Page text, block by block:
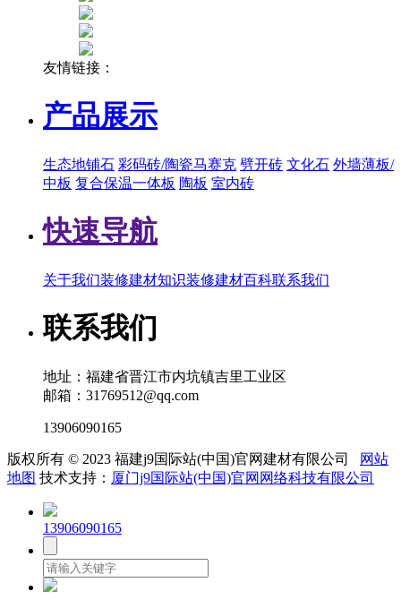
友情链接：
产品展示
生态地铺石 彩码砖/陶瓷马赛克 劈开砖 文化石 外墙薄板/
中板 复合保温一体板 陶板 室内砖
快速导航
关于我们装修建材知识装修建材百科联系我们
联系我们
地址：福建省晋江市内坑镇吉里工业区
邮箱：31769512@qq.com
13906090165
版权所有 © 2023 福建j9国际站(中国)官网建材有限公司
网站
地图 技术支持： 厦门j9国际站(中国)官网网络科技有限公司
13906090165